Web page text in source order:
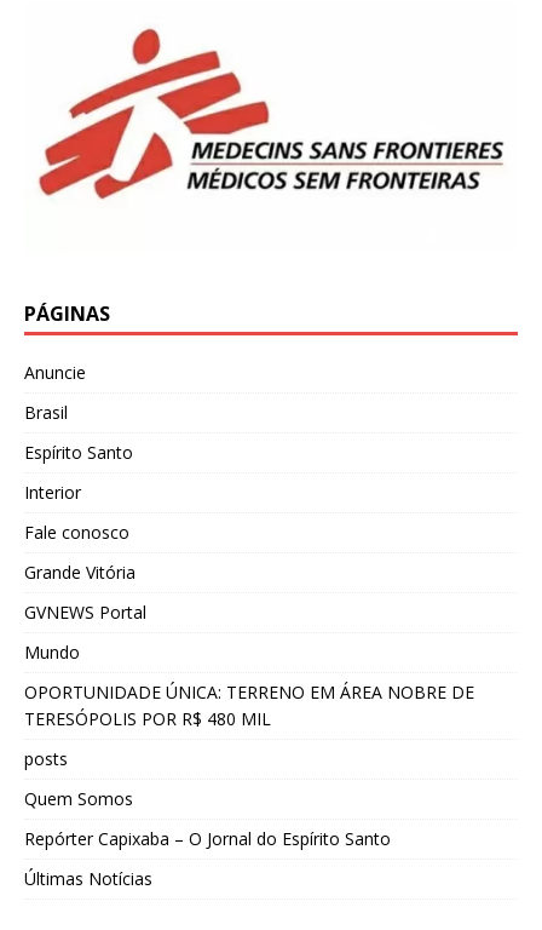
PÁGINAS
Anuncie
Brasil
Espírito Santo
Interior
Fale conosco
Grande Vitória
GVNEWS Portal
Mundo
OPORTUNIDADE ÚNICA: TERRENO EM ÁREA NOBRE DE
TERESÓPOLIS POR R$ 480 MIL
posts
Quem Somos
Repórter Capixaba – O Jornal do Espírito Santo
Últimas Notícias